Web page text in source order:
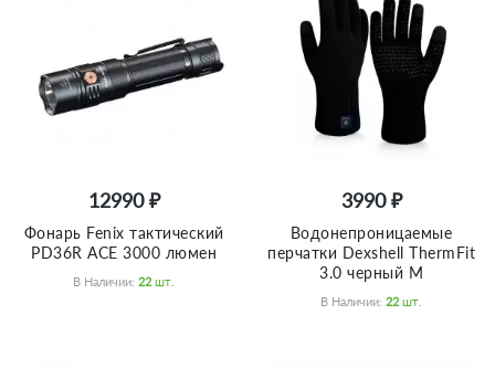
12990 ₽
Фонарь Fenix тактический
PD36R ACE 3000 люмен
В Наличии: 22 Шт.
3990 ₽
Водонепроницаемые
перчатки Dexshell ThermFit
3.0 черный M
В Наличии: 22 Шт.